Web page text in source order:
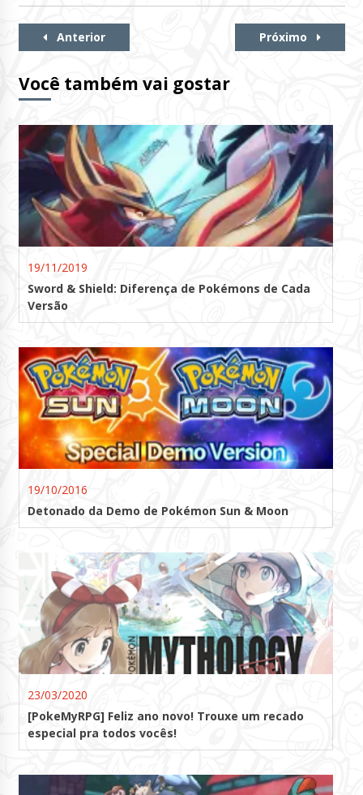
Continue
Anterior Próximo
Você também vai gostar
19/11/2019
Sword & Shield: Diferença de Pokémons de Cada
Versão
19/10/2016
Detonado da Demo de Pokémon Sun & Moon
23/03/2020
[PokeMyRPG] Feliz ano novo! Trouxe um recado
especial pra todos vocês!